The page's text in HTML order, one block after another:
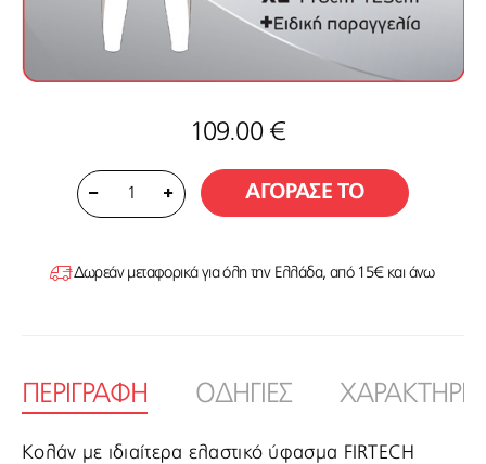
109.00 €
1 ΑΓΟΡΑΣΕ ΤΟ
Δωρεάν μεταφορικά για όλη την Ελλάδα, από 15€ και άνω
ΠΕΡΙΓΡΑΦΗ ΟΔΗΓΙΕΣ
Κολάν με ιδιαίτερα ελαστικό ύφασμα FIRTECH